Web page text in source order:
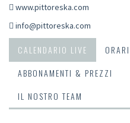
www.pittoreska.com
info@pittoreska.com
CALENDARIO LIVE
ABBONAMENTI & PREZZI
IL NOSTRO TEAM